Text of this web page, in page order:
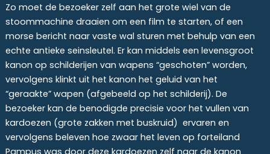
Zo moet de bezoeker zelf aan het grote wiel van de
stoommachine draaien om een film te starten, of een
morse bericht naar vaste wal sturen met behulp van een
echte antieke seinsleutel. Er kan middels een levensgroot
kanon op schilderijen van wapens “geschoten” worden,
vervolgens klinkt uit het kanon het geluid van het
“geraakte” wapen (afgebeeld op het schilderij). De
bezoeker kan de benodigde precisie voor het vullen van
kardoezen (grote zakken met buskruid) ervaren en
vervolgens beleven hoe zwaar het leven op forteiland